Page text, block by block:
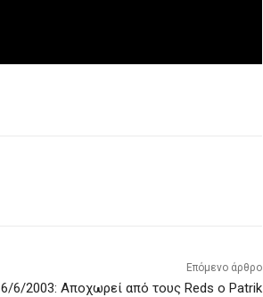
Επόμενο άρθρο
6/6/2003: Αποχωρεί από τους Reds ο Patrik